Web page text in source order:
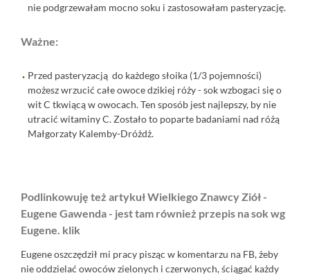
nie podgrzewałam mocno soku i zastosowałam pasteryzację.
Ważne:
Przed pasteryzacją do każdego słoika (1/3 pojemności)
możesz wrzucić całe owoce dzikiej róży - sok wzbogaci się o
wit C tkwiącą w owocach. Ten sposób jest najlepszy, by nie
utracić witaminy C. Zostało to poparte badaniami nad różą
Małgorzaty Kalemby-Dróżdż.
Podlinkowuję też artykuł Wielkiego Znawcy Ziół -
Eugene Gawenda - jest tam również przepis na sok wg
Eugene. klik
Eugene oszczędził mi pracy pisząc w komentarzu na FB, żeby
nie oddzielać owoców zielonych i czerwonych, ściągać każdy